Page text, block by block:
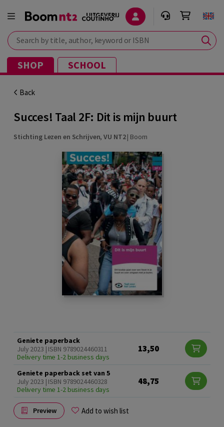
Search by title, author, keyword or ISBN
SHOP SCHOOL
Back
Succes! Taal 2F: Dit is mijn buurt
Stichting Lezen en Schrijven,VU NT2| Boom
Geniete paperback
July 2023 | ISBN 9789024460311
Delivery time 1-2 business days
13,50
Geniete paperback set van 5
July 2023 | ISBN 9789024460328
Delivery time 1-2 business days
48,75
Preview Add to wish list